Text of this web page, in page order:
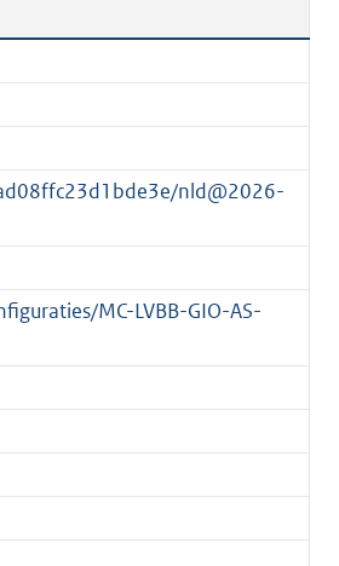
nld@2026-
MC-LVBB-GIO-AS-